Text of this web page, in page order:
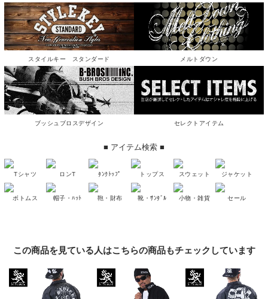
スタイルキー スタンダード メルトダウン
ブッシュブロスデザイン セレクトアイテム
■ アイテム検索 ■
Tシャツ ロンT ﾀﾝｸﾄｯﾌﾟ トップス スウェット ジャケット
ボトムス 帽子・ﾊｯﾄ 鞄・財布 靴・ｻﾝﾀﾞﾙ 小物・雑貨 セール
この商品を見ている人はこちらの商品もチェックしています